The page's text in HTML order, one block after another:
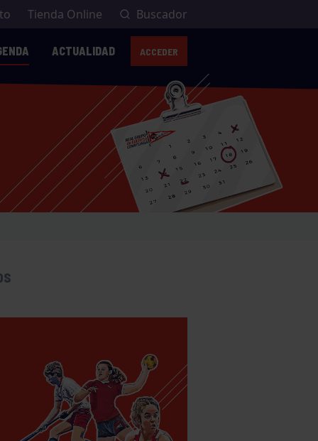
Tienda Online Buscador
ACTUALIDAD ACCEDER